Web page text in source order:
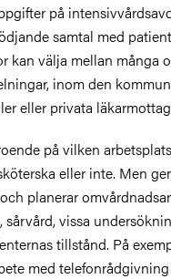
på
samtal med
kan välja mellan många
inom den
eller privata
på vilken
eller inte. Men
planerar
vissa
tillstånd. På
med